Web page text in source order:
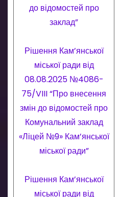
до відомостей про
заклад”
Рішення Кам’янської
міської ради від
08.08.2025 №4086-
75/VIII “Про внесення
змін до відомостей про
Комунальний заклад
«Ліцей №9» Кам’янської
міської ради”
Рішення Кам’янської
міської ради від